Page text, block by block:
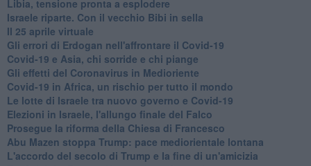
Libia, tensione pronta a esplodere
Israele riparte. Con il vecchio Bibi in sella
Il 25 aprile virtuale
Gli errori di Erdogan nell'affrontare il Covid-19
Covid-19 e Asia, chi sorride e chi piange
Gli effetti del Coronavirus in Medioriente
Covid-19 in Africa, un rischio per tutto il mondo
Le lotte di Israele tra nuovo governo e Covid-19
Elezioni in Israele, l'allungo finale del Falco
Prosegue la riforma della Chiesa di Francesco
Abu Mazen stoppa Trump: pace mediorientale lontana
L'accordo del secolo di Trump e la fine di un'amicizia